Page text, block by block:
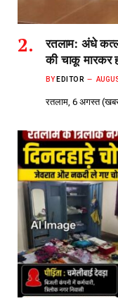
रतलाम: अंधे
की चाकू मारकर
BY EDITOR
रतलाम, 6 अगस्त